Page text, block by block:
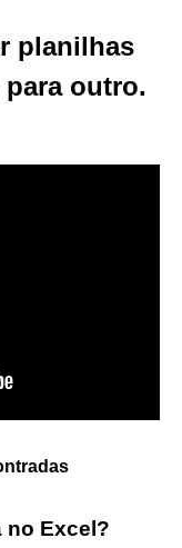
planilhas
outro.
no Excel?